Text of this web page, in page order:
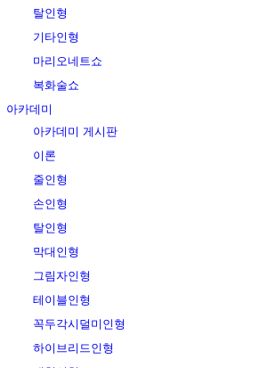
탈인형
기타인형
마리오네트쇼
복화술쇼
아카데미
아카데미 게시판
이론
줄인형
손인형
탈인형
막대인형
그림자인형
테이블인형
꼭두각시덜미인형
하이브리드인형